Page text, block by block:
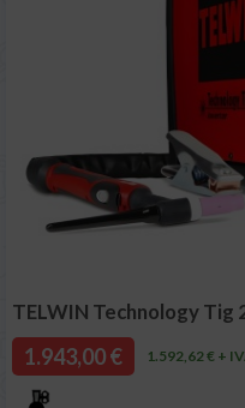
TELWIN Technology Tig
1.943,00 € 1.592,62 € +